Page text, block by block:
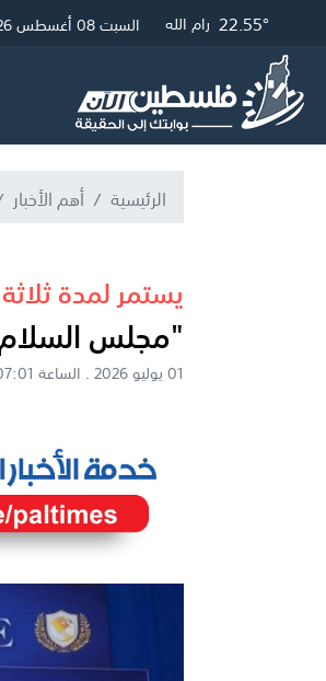
28.45° غزة 22.79° القدس 22.55° رام الله السبت 08 أغسطس 2026
الرئيسية أهم الأخبار
يستمر لمدة
"مجلس
01 يوليو 2026 . الساعة 07:01 ص بتوقيت القدس